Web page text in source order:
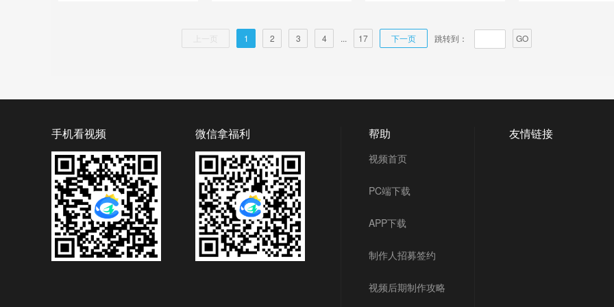
1 2 3 4 ... 17 下一页 跳转到： GO
手机看视频 微信拿福利 帮助
视频首页
PC端下载
APP下载
制作人招募签约
视频后期制作攻略
友情链接